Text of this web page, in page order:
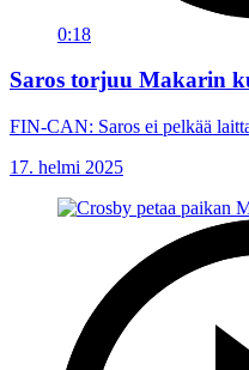
0:18
Saros torjuu Makarin
FIN-CAN: Saros ei pelkää
17. helmi 2025